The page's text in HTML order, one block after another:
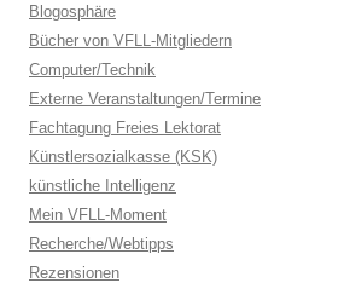
Blogosphäre
Bücher von VFLL-Mitgliedern
Computer/Technik
Externe Veranstaltungen/Termine
Fachtagung Freies Lektorat
Künstlersozialkasse (KSK)
künstliche Intelligenz
Mein VFLL-Moment
Recherche/Webtipps
Rezensionen